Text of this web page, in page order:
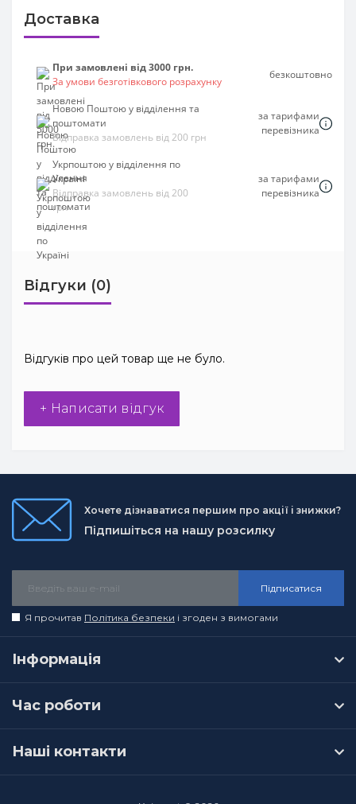
Доставка
При замовлені від 3000 грн.
За умови безготівкового розрахунку
безкоштовно
Новою Поштою у відділення та
поштомати
Відправка замовлень від 200 грн
за тарифами
перевізника
Укрпоштою у відділення по
Україні
Відправка замовлень від 200
грн
за тарифами
перевізника
Відгуки (0)
Відгуків про цей товар ще не було.
+ Написати відгук
Хочете дізнаватися першим про акції і знижки?
Підпишіться на нашу розсилку
Підписатися
Я прочитав Політика безпеки і згоден з вимогами
Інформація
Час роботи
Наші контакти